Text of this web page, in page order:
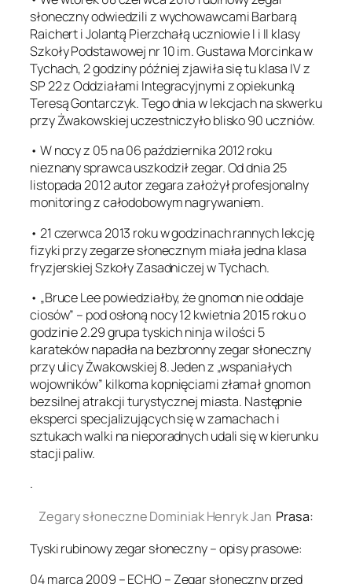
słoneczny odwiedzili z wychowawcami Barbarą
Raichert i Jolantą Pierzchałą uczniowie I i II klasy
Szkoły Podstawowej nr 10 im. Gustawa Morcinka w
Tychach, 2 godziny później zjawiła się tu klasa IV z
SP 22 z Oddziałami Integracyjnymi z opiekunką
Teresą Gontarczyk. Tego dnia w lekcjach na skwerku
przy Żwakowskiej uczestniczyło blisko 90 uczniów.
• W nocy z 05 na 06 października 2012 roku
nieznany sprawca uszkodził zegar. Od dnia 25
listopada 2012 autor zegara założył profesjonalny
monitoring z całodobowym nagrywaniem.
• 21 czerwca 2013 roku w godzinach rannych lekcję
fizyki przy zegarze słonecznym miała jedna klasa
fryzjerskiej Szkoły Zasadniczej w Tychach.
• „Bruce Lee powiedziałby, że gnomon nie oddaje
ciosów” – pod osłoną nocy 12 kwietnia 2015 roku o
godzinie 2.29 grupa tyskich ninja w ilości 5
karateków napadła na bezbronny zegar słoneczny
przy ulicy Żwakowskiej 8. Jeden z „wspaniałych
wojowników” kilkoma kopnięciami złamał gnomon
bezsilnej atrakcji turystycznej miasta. Następnie
eksperci specjalizujących się w zamachach i
sztukach walki na nieporadnych udali się w kierunku
stacji paliw.
.
Zegary słoneczne Dominiak Henryk Jan Prasa:
Tyski rubinowy zegar słoneczny – opisy prasowe:
04 marca 2009 – ECHO – Zegar słoneczny przed